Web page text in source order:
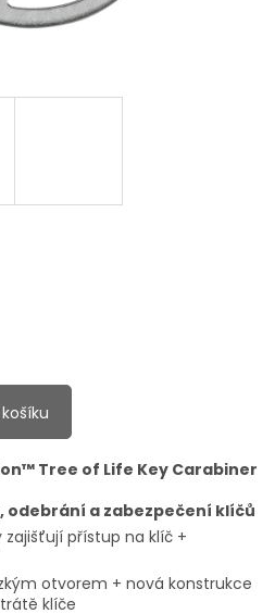
Tree of Life Key Carabiner
odebrání a zabezpečení klíčů
přístup na klíč +
otvorem + nová konstrukce
klíče